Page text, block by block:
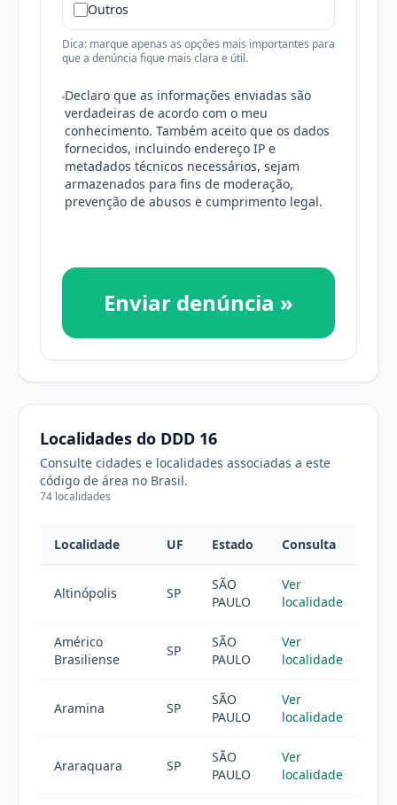
Outros
Dica: marque apenas as opções mais importantes para
que a denúncia fique mais clara e útil.
Declaro que as informações enviadas são
verdadeiras de acordo com o meu
conhecimento. Também aceito que os dados
fornecidos, incluindo endereço IP e
metadados técnicos necessários, sejam
armazenados para fins de moderação,
prevenção de abusos e cumprimento legal.
Enviar denúncia »
Localidades do DDD 16
Consulte cidades e localidades associadas a este
código de área no Brasil.
74 localidades
Localidade UF Estado Consulta
Altinópolis SP
SÃO
PAULO
Ver
localidade
Américo
Brasiliense
SP
SÃO
PAULO
Ver
localidade
Aramina SP
SÃO
PAULO
Ver
localidade
Araraquara SP
SÃO
PAULO
Ver
localidade